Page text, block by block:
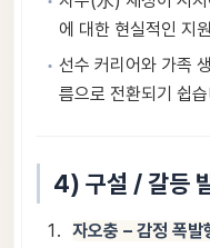
에 대한 현실적인 지
선수 커리어와 가족
름으로 전환되기 쉽
4) 구설 / 갈등
자오충 – 감정 폭발